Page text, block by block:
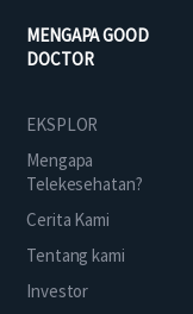
MENGAPA GOOD
DOCTOR
EKSPLOR
Mengapa
Telekesehatan?
Cerita Kami
Tentang kami
Investor